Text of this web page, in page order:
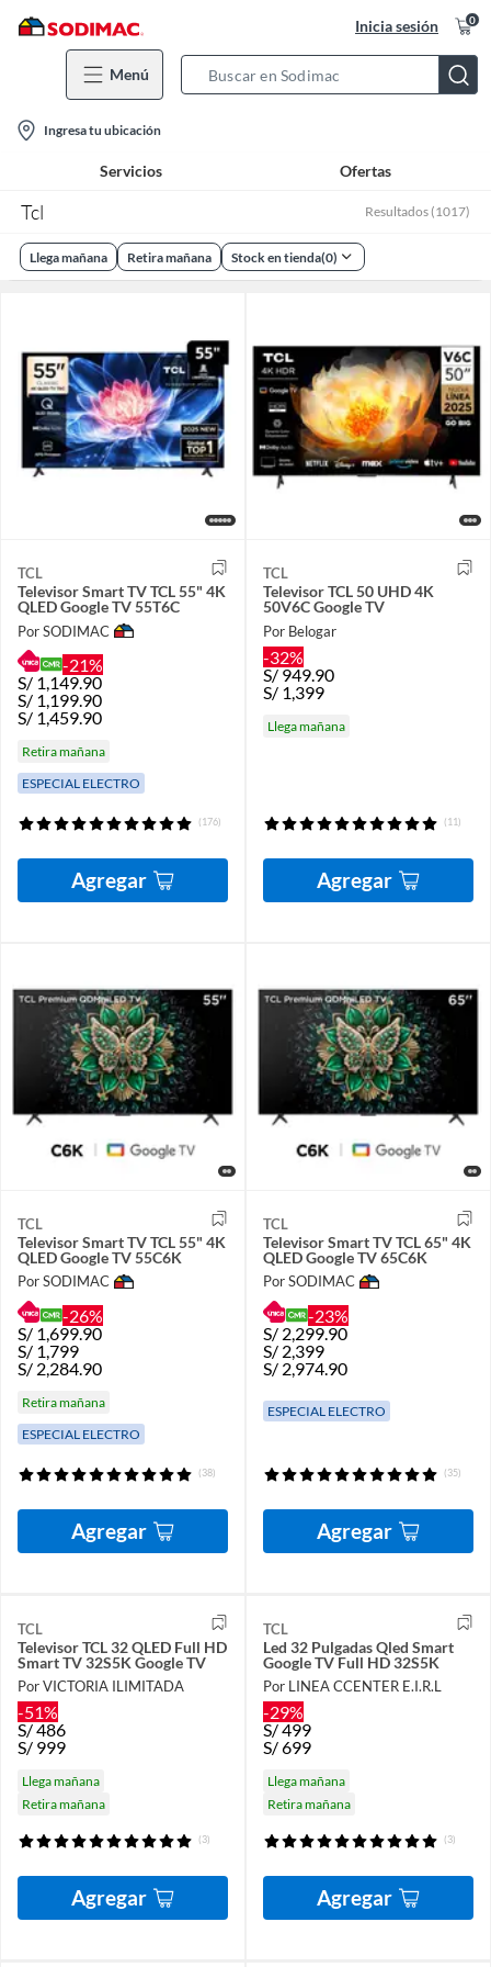
Inicia sesión 0
Menú
Bar
location-
icon
Ingresa tu ubicación
Servicios Ofertas
Tcl Resultados (1017)
Llega mañana Retira mañana Stock en tienda(0)
TCL
Televisor Smart TV TCL 55" 4K
QLED Google TV 55T6C
Por SODIMAC
-21%
S/ 1,149.90
S/ 1,199.90
S/ 1,459.90
Retira mañana
ESPECIAL ELECTRO
(176)
Agregar
TCL
Televisor TCL 50 UHD 4K
50V6C Google TV
Por Belogar
-32%
S/949.90
S/ 1,399
Llega mañana
(11)
Agregar
TCL
Televisor Smart TV TCL 55" 4K
QLED Google TV 55C6K
Por SODIMAC
-26%
S/ 1,699.90
S/ 1,799
S/ 2,284.90
Retira mañana
ESPECIAL ELECTRO
(38)
Agregar
TCL
Televisor Smart TV TCL 65" 4K
QLED Google TV 65C6K
Por SODIMAC
-23%
S/ 2,299.90
S/ 2,399
S/ 2,974.90
ESPECIAL ELECTRO
(35)
Agregar
TCL
Televisor TCL 32 QLED Full HD
Smart TV 32S5K Google TV
Por VICTORIA ILIMITADA
-51%
S/486
S/ 999
Llega mañana
Retira mañana
(3)
Agregar
TCL
Led 32 Pulgadas Qled Smart
Google TV Full HD 32S5K
Por LINEA CCENTER E.I.R.L
-29%
S/499
S/699
Llega mañana
Retira mañana
(3)
Agregar